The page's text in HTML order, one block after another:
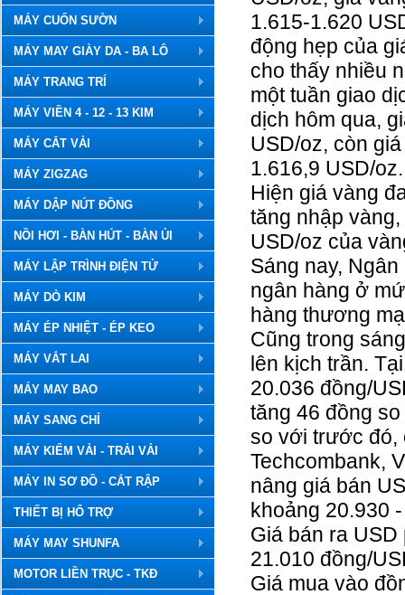
MÁY CUỐN SƯỜN
MÁY MAY GIÀY DA - BA LÔ
MÁY TRANG TRÍ
MÁY VIỀN 4 - 12 - 13 KIM
MÁY CẮT VẢI
MÁY ZIGZAG
MÁY DẬP NÚT ĐỒNG
NỒI HƠI - BÀN HÚT - BÀN ỦI
MÁY LẬP TRÌNH ĐIỆN TỬ
MÁY DÒ KIM
MÁY ÉP NHIỆT - ÉP KEO
MÁY VẮT LAI
MÁY MAY BAO
MÁY SANG CHỈ
MÁY KIỂM VẢI - TRẢI VẢI
MÁY IN SƠ ĐỒ - CẮT RẬP
THIẾT BỊ HỔ TRỢ
MÁY MAY SHUNFA
MOTOR LIỀN TRỤC - TKĐ
1.615-1.620
động hẹp của
cho thấy nhiều
một tuần giao
dịch hôm qua,
USD/oz, còn
1.616,9 USD/oz.
Hiện giá vàng
tăng nhập
USD/oz của
Sáng nay,
ngân hàng ở
hàng thương
Cũng trong
lên kịch trần.
20.036 đồng/
tăng 46 đồng
so với trước đó,
Techcombank,
nâng giá bán
khoảng 20.930
Giá bán ra
21.010 đồng/
Giá mua vào